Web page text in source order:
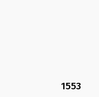
1553